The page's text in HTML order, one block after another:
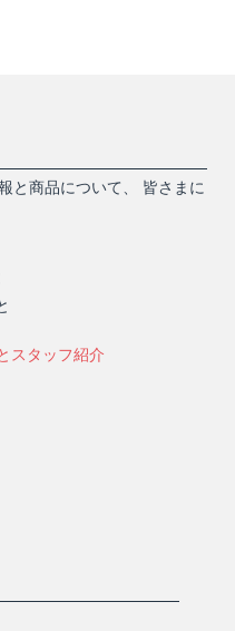
と商品について、 皆さまに
スタッフ紹介